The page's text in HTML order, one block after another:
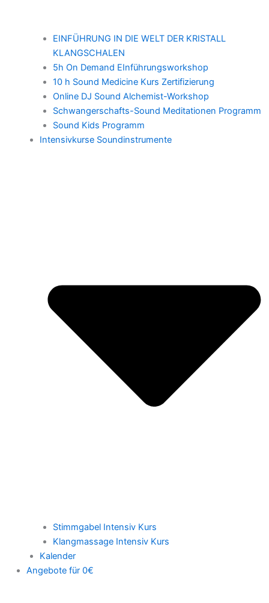
EINFÜHRUNG IN DIE WELT DER KRISTALL
KLANGSCHALEN
5h On Demand EInführungsworkshop
10 h Sound Medicine Kurs Zertifizierung
Online DJ Sound Alchemist-Workshop
Schwangerschafts-Sound Meditationen Programm
Sound Kids Programm
Intensivkurse Soundinstrumente
Stimmgabel Intensiv Kurs
Klangmassage Intensiv Kurs
Kalender
Angebote für 0€